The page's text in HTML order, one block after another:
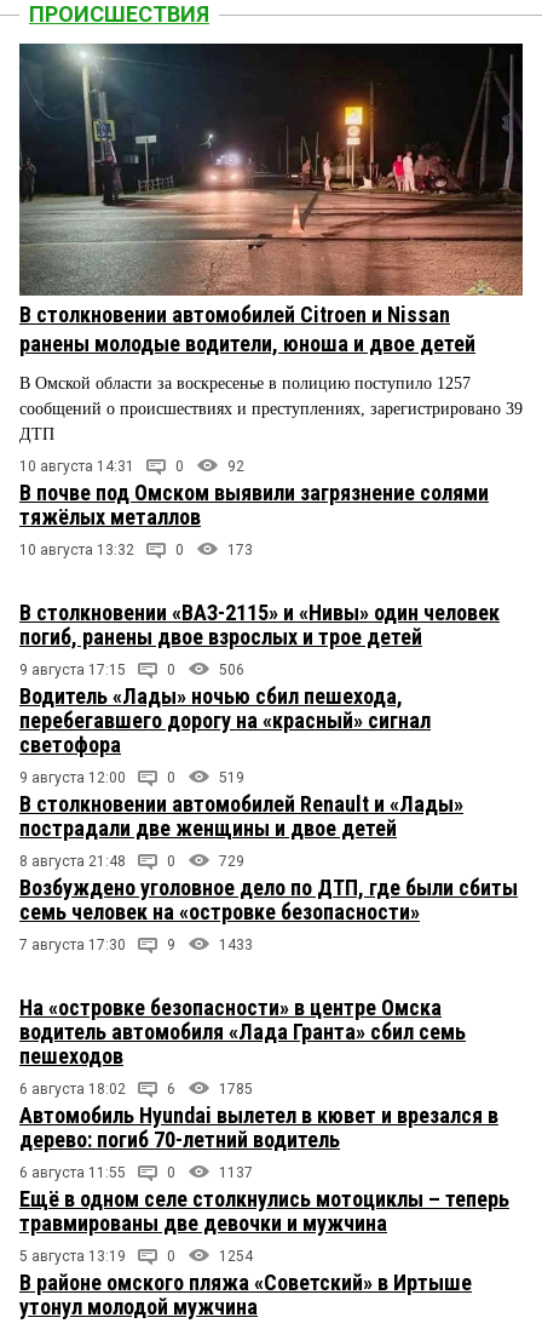
ПРОИСШЕСТВИЯ
В столкновении автомобилей Citroen и Nissan
ранены молодые водители, юноша и двое детей
В Омской области за воскресенье в полицию поступило 1257
сообщений о происшествиях и преступлениях, зарегистрировано 39
ДТП
10 августа 14:31 0 92
В почве под Омском выявили загрязнение солями
тяжёлых металлов
10 августа 13:32 0 173
В столкновении «ВАЗ-2115» и «Нивы» один человек
погиб, ранены двое взрослых и трое детей
9 августа 17:15 0 506
Водитель «Лады» ночью сбил пешехода,
перебегавшего дорогу на «красный» сигнал
светофора
9 августа 12:00 0 519
В столкновении автомобилей Renault и «Лады»
пострадали две женщины и двое детей
8 августа 21:48 0 729
Возбуждено уголовное дело по ДТП, где были сбиты
семь человек на «островке безопасности»
7 августа 17:30 9 1433
На «островке безопасности» в центре Омска
водитель автомобиля «Лада Гранта» сбил семь
пешеходов
6 августа 18:02 6 1785
Автомобиль Hyundai вылетел в кювет и врезался в
дерево: погиб 70-летний водитель
6 августа 11:55 0 1137
Ещё в одном селе столкнулись мотоциклы – теперь
травмированы две девочки и мужчина
5 августа 13:19 0 1254
В районе омского пляжа «Советский» в Иртыше
утонул молодой мужчина